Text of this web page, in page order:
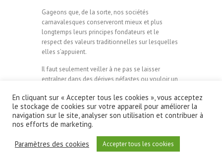
Gageons que, de la sorte, nos sociétés
carnavalesques conserveront mieux et plus
longtemps leurs principes fondateurs et le
respect des valeurs traditionnelles sur lesquelles
elles s’appuient.
Il faut seulement veiller à ne pas se laisser
entraîner dans des dérives néfastes ou vouloir un
Copyright ©2026 S.R. Les Indépendants | Theme
Theme Horse| Powered by:WordPress
En cliquant sur « Accepter tous les cookies », vous acceptez
le stockage de cookies sur votre appareil pour améliorer la
navigation sur le site, analyser son utilisation et contribuer à
nos efforts de marketing.
Paramètres des cookies Accepter tous les cookies